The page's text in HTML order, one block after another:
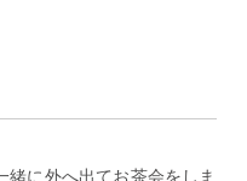
緒に外へ出てお茶会をしま